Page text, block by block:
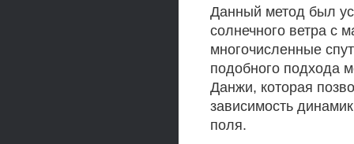
Данный метод был
солнечного ветра с
многочисленные
подобного подхода
Данжи, которая
зависимость
поля.